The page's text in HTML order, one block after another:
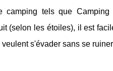
camping tels que
(selon les étoiles), il est
s'évader sans se